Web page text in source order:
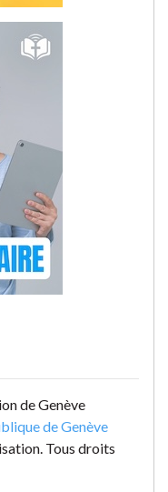
de Genève
de Genève
Tous droits